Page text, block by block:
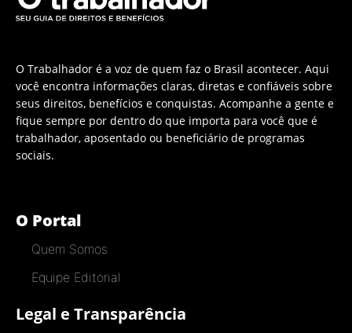
O Trabalhador é a voz de quem faz o Brasil acontecer. Aqui
você encontra informações claras, diretas e confiáveis sobre
seus direitos, benefícios e conquistas. Acompanhe a gente e
fique sempre por dentro do que importa para você que é
trabalhador, aposentado ou beneficiário de programas
sociais.
O Portal
Quem Somos
Equipe Editorial
Legal e Transparência